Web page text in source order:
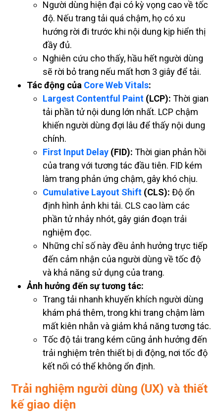
Người dùng hiện đại có kỳ vọng cao về tốc
độ. Nếu trang tải quá chậm, họ có xu
hướng rời đi trước khi nội dung kịp hiển thị
đầy đủ.
Nghiên cứu cho thấy, hầu hết người dùng
sẽ rời bỏ trang nếu mất hơn 3 giây để tải.
Tác động của Core Web Vitals:
Largest Contentful Paint (LCP): Thời gian
tải phần tử nội dung lớn nhất. LCP chậm
khiến người dùng đợi lâu để thấy nội dung
chính.
First Input Delay (FID): Thời gian phản hồi
của trang với tương tác đầu tiên. FID kém
làm trang phản ứng chậm, gây khó chịu.
Cumulative Layout Shift (CLS): Độ ổn
định hình ảnh khi tải. CLS cao làm các
phần tử nhảy nhót, gây gián đoạn trải
nghiệm đọc.
Những chỉ số này đều ảnh hưởng trực tiếp
đến cảm nhận của người dùng về tốc độ
và khả năng sử dụng của trang.
Ảnh hưởng đến sự tương tác:
Trang tải nhanh khuyến khích người dùng
khám phá thêm, trong khi trang chậm làm
mất kiên nhẫn và giảm khả năng tương tác.
Tốc độ tải trang kém cũng ảnh hưởng đến
trải nghiệm trên thiết bị di động, nơi tốc độ
kết nối có thể không ổn định.
Trải nghiệm người dùng (UX) và thiết
kế giao diện